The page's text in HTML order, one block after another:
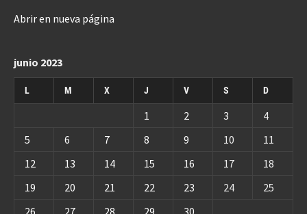
Abrir en nueva página
junio 2023
L M X J V S D
1 2 3
4
5
6 7 8 9 10
11
12
13 14 15 16 17
18
19
20 21 22 23 24
25